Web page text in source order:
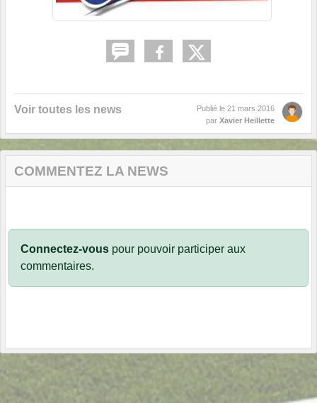
Voir toutes les news Publié le 21 mars 2016
par Xavier Heillette
COMMENTEZ LA NEWS
Connectez-vous pour pouvoir participer aux
commentaires.